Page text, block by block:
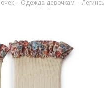
- Одежда девочкам -